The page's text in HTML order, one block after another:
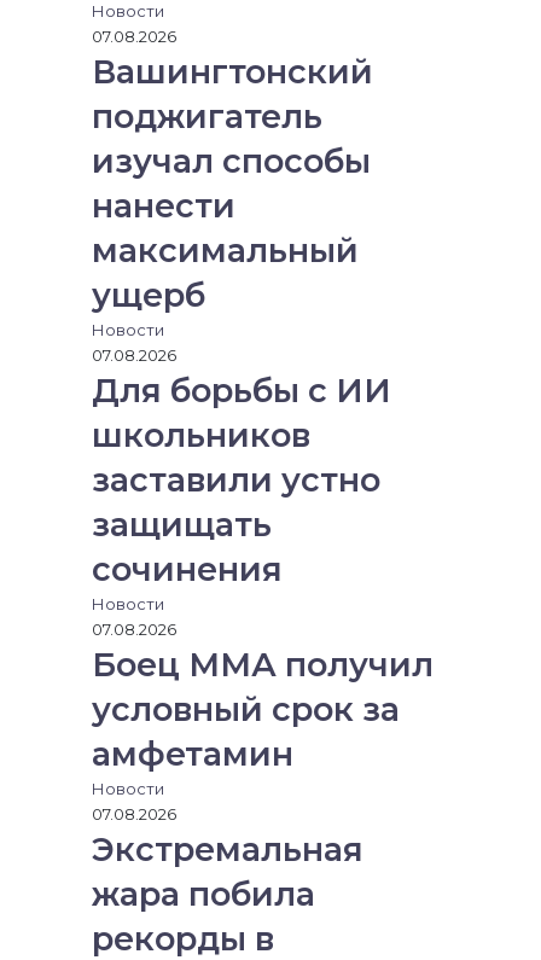
Новости
07.08.2026
Вашингтонский
поджигатель
изучал способы
нанести
максимальный
ущерб
Новости
07.08.2026
Для борьбы с ИИ
школьников
заставили устно
защищать
сочинения
Новости
07.08.2026
Боец ММА получил
условный срок за
амфетамин
Новости
07.08.2026
Экстремальная
жара побила
рекорды в